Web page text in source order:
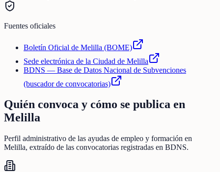
Fuentes oficiales
Boletín Oficial de Melilla (BOME)
Sede electrónica de la Ciudad de Melilla
BDNS — Base de Datos Nacional de Subvenciones
(buscador de convocatorias)
Quién convoca y cómo se publica en
Melilla
Perfil administrativo de las ayudas de empleo y formación en
Melilla, extraído de las convocatorias registradas en BDNS.